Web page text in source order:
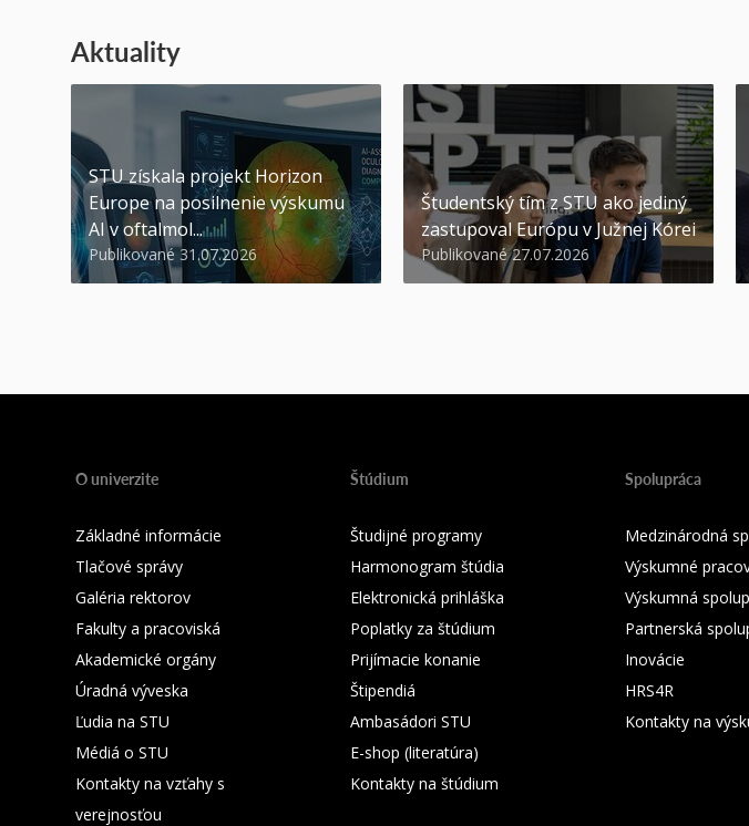
Aktuality
STU získala projekt Horizon
Europe na posilnenie výskumu
AI v oftalmol...
Publikované 31.07.2026
Študentský tím z STU ako jediný
zastupoval Európu v Južnej Kórei
Publikované 27.07.2026
O univerzite
Základné informácie
Tlačové správy
Galéria rektorov
Fakulty a pracoviská
Akademické orgány
Úradná výveska
Ľudia na STU
Médiá o STU
Kontakty na vzťahy s
verejnosťou
Štúdium
Študijné programy
Harmonogram štúdia
Elektronická prihláška
Poplatky za štúdium
Prijímacie konanie
Štipendiá
Ambasádori STU
E-shop (literatúra)
Kontakty na štúdium
Spolupráca
Medzinárodná
Výskumné
Výskumná
Partnerská
Inovácie
HRS4R
Kontakty na